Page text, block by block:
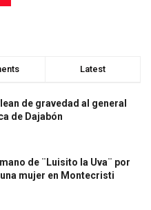
Latest
de gravedad al general
de Dajabón
de ¨Luisito la Uva¨ por
mujer en Montecristi